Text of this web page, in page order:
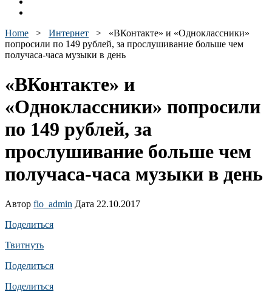
Home > Интернет > «ВКонтакте» и «Одноклассники»
попросили по 149 рублей, за прослушивание больше чем
получаса-часа музыки в день
«ВКонтакте» и
«Одноклассники» попросили
по 149 рублей, за
прослушивание больше чем
получаса-часа музыки в день
Автор fio_admin Дата 22.10.2017
Поделиться
Твитнуть
Поделиться
Поделиться